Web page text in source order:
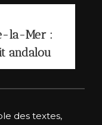
la-Mer :
andalou
des textes,